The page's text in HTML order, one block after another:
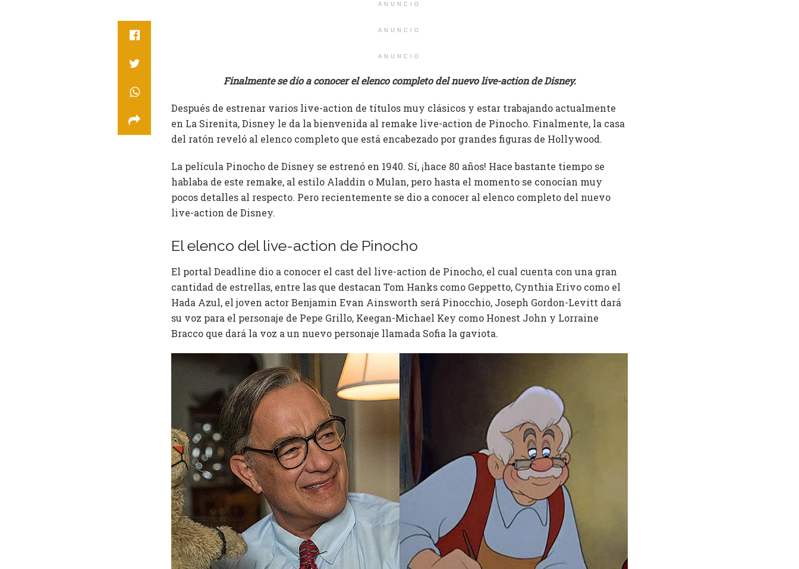
ANUNCIO
ANUNCIO
ANUNCIO
Finalmente se dio a conocer el elenco completo del nuevo live-action de Disney.
Después de estrenar varios live-action de títulos muy clásicos y estar trabajando actualmente
en La Sirenita, Disney le da la bienvenida al remake live-action de Pinocho. Finalmente, la casa
del ratón reveló al elenco completo que está encabezado por grandes figuras de Hollywood.
La película Pinocho de Disney se estrenó en 1940. Sí, ¡hace 80 años! Hace bastante tiempo se
hablaba de este remake, al estilo Aladdin o Mulan, pero hasta el momento se conocían muy
pocos detalles al respecto. Pero recientemente se dio a conocer al elenco completo del nuevo
live-action de Disney.
El elenco del live-action de Pinocho
El portal Deadline dio a conocer el cast del live-action de Pinocho, el cual cuenta con una gran
cantidad de estrellas, entre las que destacan Tom Hanks como Geppetto, Cynthia Erivo como el
Hada Azul, el joven actor Benjamin Evan Ainsworth será Pinocchio, Joseph Gordon-Levitt dará
su voz para el personaje de Pepe Grillo, Keegan-Michael Key como Honest John y Lorraine
Bracco que dará la voz a un nuevo personaje llamada Sofia la gaviota.